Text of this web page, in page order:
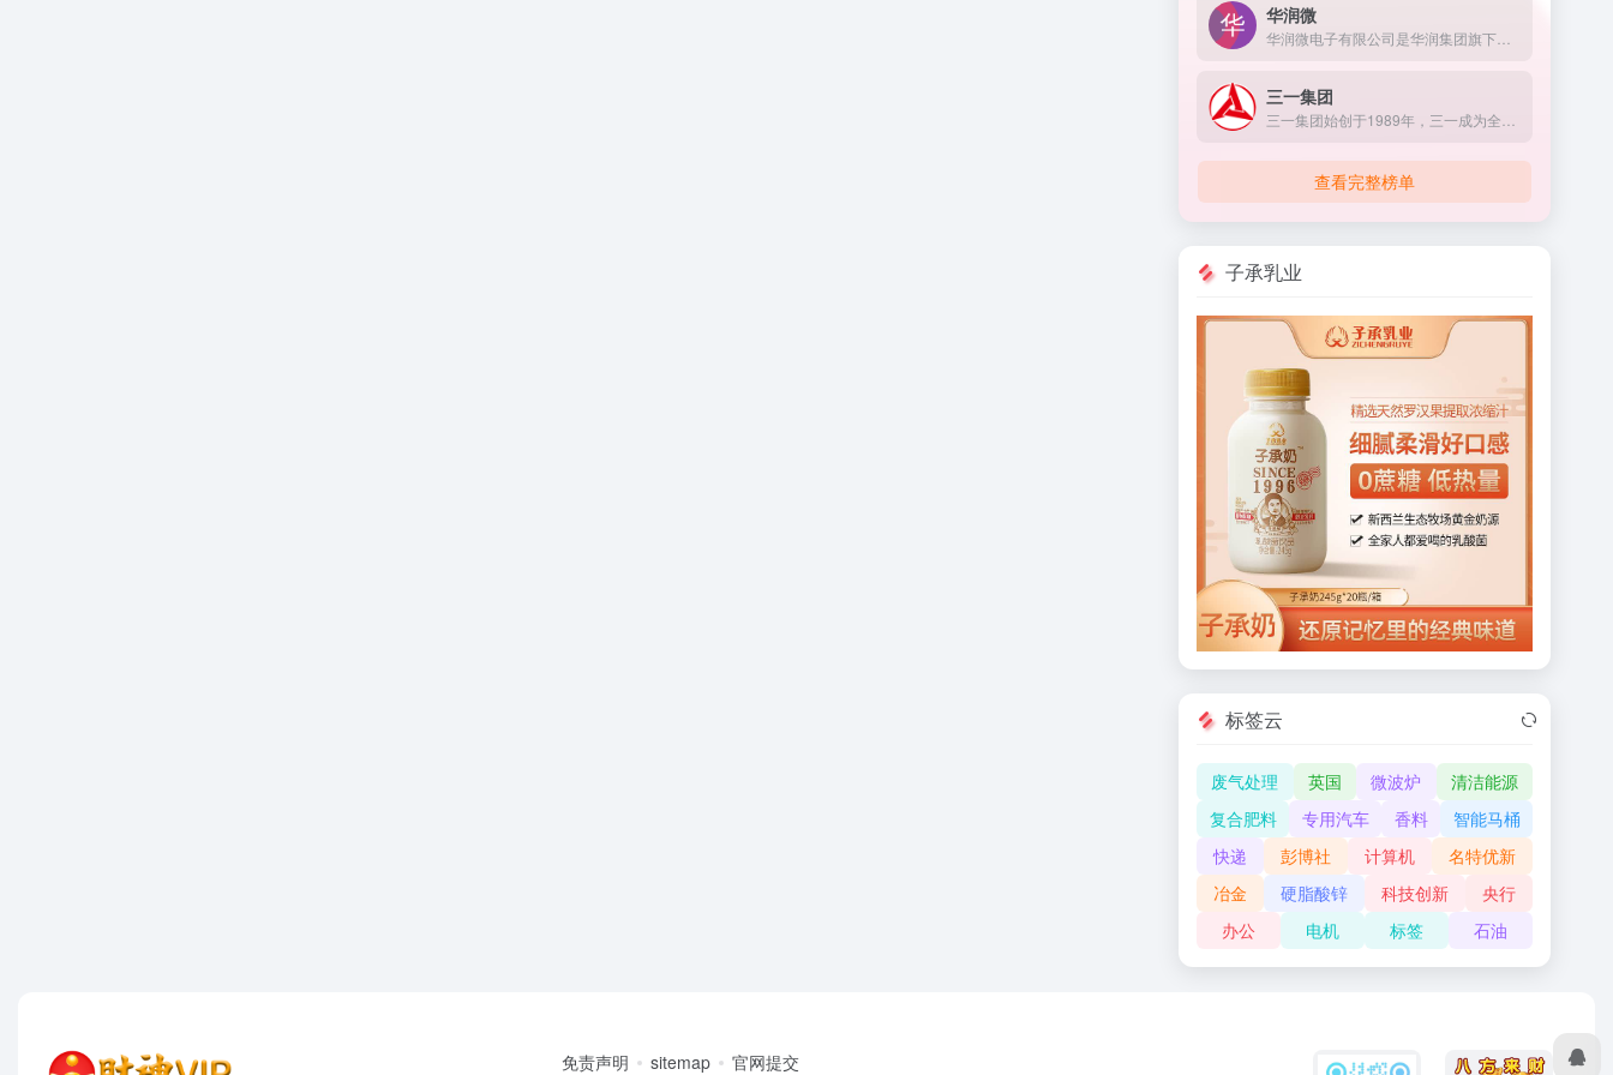
华润微
三一集团
查看完整榜单
子承乳业
标签云
废气处理 英国 微波炉
清洁能源
复合肥料
专用汽车 香料
智能马桶
快递
彭博社 计算机
名特优新
冶金
硬脂酸锌 科技创新
央行
办公
电机 标签 石油
免责声明 sitemap 官网提交